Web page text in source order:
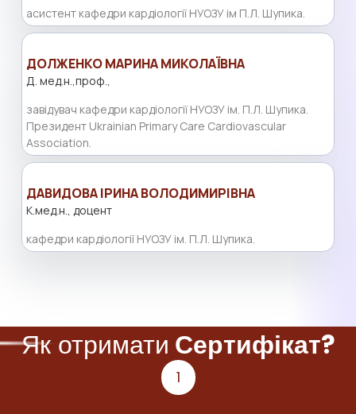
асистент кафедри кардіології НУОЗУ ім П.Л. Шупика.
ДОЛЖЕНКО МАРИНА МИКОЛАЇВНА
Д. мед.н.,проф.,
завідувач кафедри кардіології НУОЗУ ім. П.Л. Шупика.
Президент Ukrainian Primary Care Cardiovascular
Association.
ДАВИДОВА ІРИНА ВОЛОДИМИРІВНА
К.мед.н., доцент
кафедри кардіології НУОЗУ ім. П.Л. Шупика.
Як отримати Сертифікат?
1